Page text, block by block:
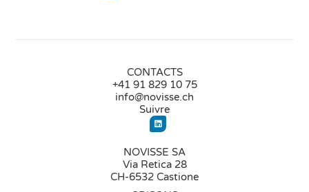
CONTACTS
+41 91 829 10 75
info@novisse.ch
Suivre
NOVISSE SA
Via Retica 28
CH-6532 Castione